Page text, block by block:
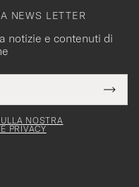
NEWS LETTER
notizie e contenuti di
NOSTRA
PRIVACY